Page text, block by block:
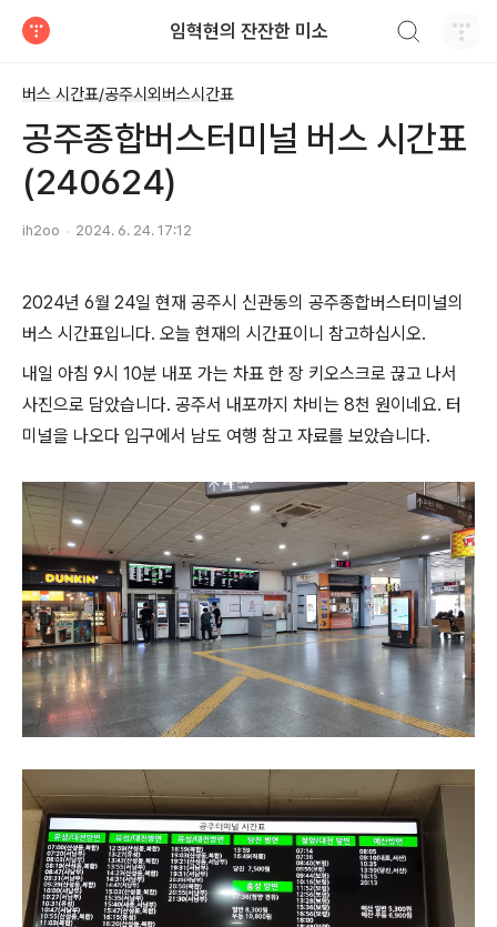
임혁현의 잔잔한 미소
버스 시간표/공주시외버스시간표
공주종합버스터미널 버스 시간표
(240624)
ih2oo 2024. 6. 24. 17:12
2024년 6월 24일 현재 공주시 신관동의 공주종합버스터미널의
버스 시간표입니다. 오늘 현재의 시간표이니 참고하십시오.
내일 아침 9시 10분 내포 가는 차표 한 장 키오스크로 끊고 나서
사진으로 담았습니다. 공주서 내포까지 차비는 8천 원이네요. 터
미널을 나오다 입구에서 남도 여행 참고 자료를 보았습니다.